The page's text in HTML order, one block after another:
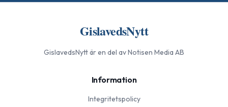
GislavedsNytt
GislavedsNyttär en del av Notisen Media AB
Information
Integritetspolicy